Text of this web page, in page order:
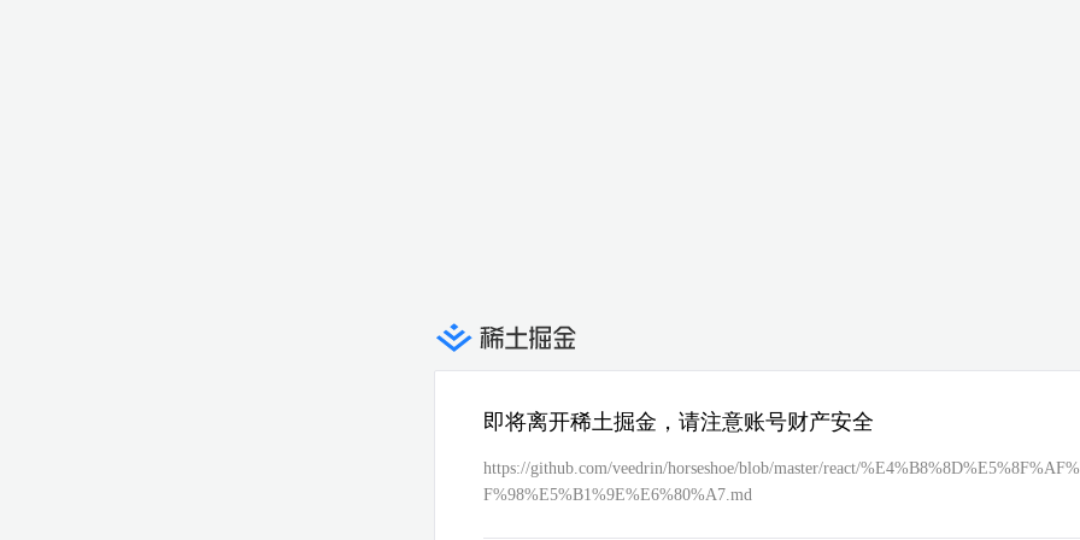
即将离开稀土掘金，请注意账号财产安全
https://github.com/veedrin/horseshoe/blob/master/react/
F%98%E5%B1%9E%E6%80%A7.md